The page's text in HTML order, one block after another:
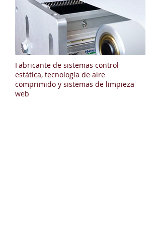
Fabricante de sistemas control
estática, tecnología de aire
comprimido y sistemas de limpieza
web